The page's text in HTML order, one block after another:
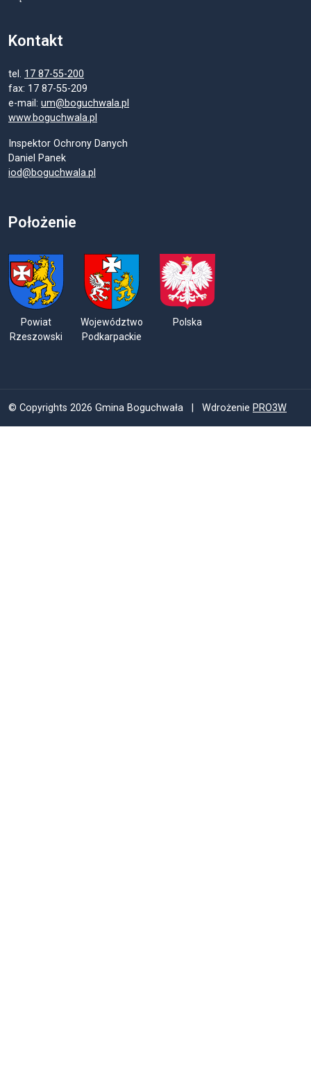
Kontakt
tel. 17 87-55-200
fax: 17 87-55-209
e-mail: um@boguchwala.pl
www.boguchwala.pl
Inspektor Ochrony Danych
Daniel Panek
iod@boguchwala.pl
Położenie
Powiat
Rzeszowski
Województwo
Podkarpackie
Polska
© Copyrights 2026 Gmina Boguchwała | Wdrożenie PRO3W